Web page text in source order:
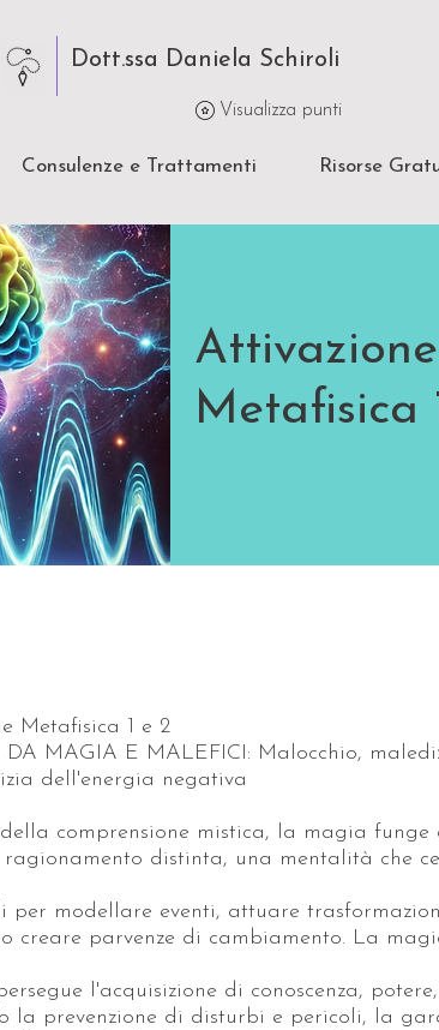
Dott.ssa Daniela Schiroli
Consulenze e Trattamenti Risorse
Visualizza punti
Metafisica
Metafisica 1 e 2
DA MAGIA E MALEFICI: Malocchio,
dell'energia negativa
comprensione mistica, la magia funge
distinta, una mentalità che
per modellare eventi, attuare
creare parvenze di cambiamento. La
l'acquisizione di conoscenza,
la prevenzione di disturbi e pericoli, la